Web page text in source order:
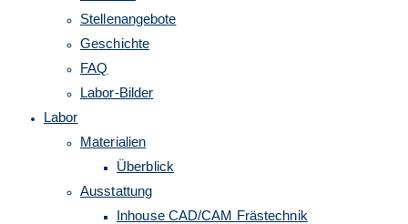
umschalten
Stellenangebote
Geschichte
FAQ
Labor-Bilder
Labor
Materialien
Überblick
Ausstattung
Inhouse CAD/CAM Frästechnik